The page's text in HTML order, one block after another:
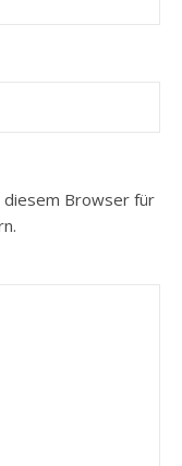
diesem Browser für